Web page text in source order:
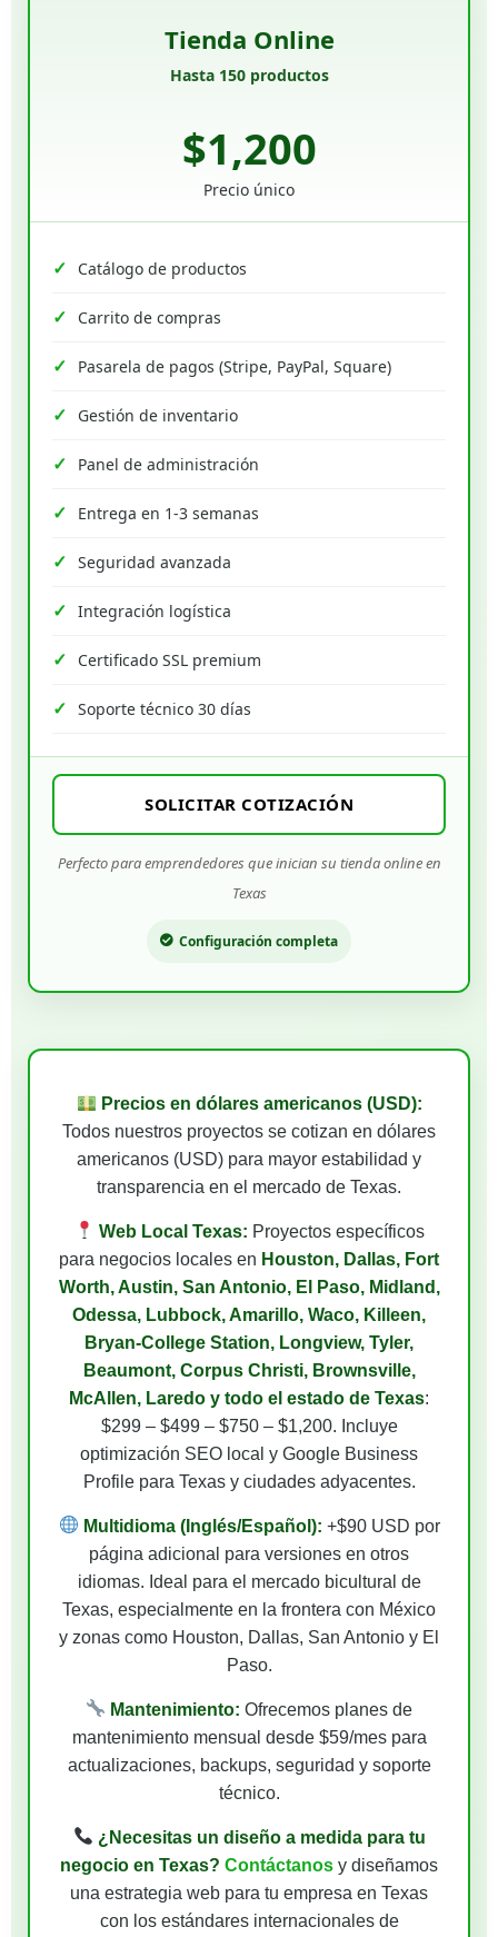
Tienda Online
Hasta 150 productos
$1,200
Precio único
Catálogo de productos
Carrito de compras
Pasarela de pagos (Stripe, PayPal, Square)
Gestión de inventario
Panel de administración
Entrega en 1-3 semanas
Seguridad avanzada
Integración logística
Certificado SSL premium
Soporte técnico 30 días
SOLICITAR COTIZACIÓN
Perfecto para emprendedores que inician su tienda online en
Texas
Configuración completa
Precios en dólares americanos (USD):
Todos nuestros proyectos se cotizan en dólares
americanos (USD) para mayor estabilidad y
transparencia en el mercado de Texas.
Web Local Texas: Proyectos específicos
para negocios locales en Houston, Dallas, Fort
Worth, Austin, San Antonio, El Paso, Midland,
Odessa, Lubbock, Amarillo, Waco, Killeen,
Bryan-College Station, Longview, Tyler,
Beaumont, Corpus Christi, Brownsville,
McAllen, Laredo y todo el estado de Texas:
$299 – $499 – $750 – $1,200. Incluye
optimización SEO local y Google Business
Profile para Texas y ciudades adyacentes.
Multidioma (Inglés/Español): +$90 USD por
página adicional para versiones en otros
idiomas. Ideal para el mercado bicultural de
Texas, especialmente en la frontera con México
y zonas como Houston, Dallas, San Antonio y El
Paso.
Mantenimiento: Ofrecemos planes de
mantenimiento mensual desde $59/mes para
actualizaciones, backups, seguridad y soporte
técnico.
¿Necesitas un diseño a medida para tu
negocio en Texas? Contáctanos y diseñamos
una estrategia web para tu empresa en Texas
con los estándares internacionales de